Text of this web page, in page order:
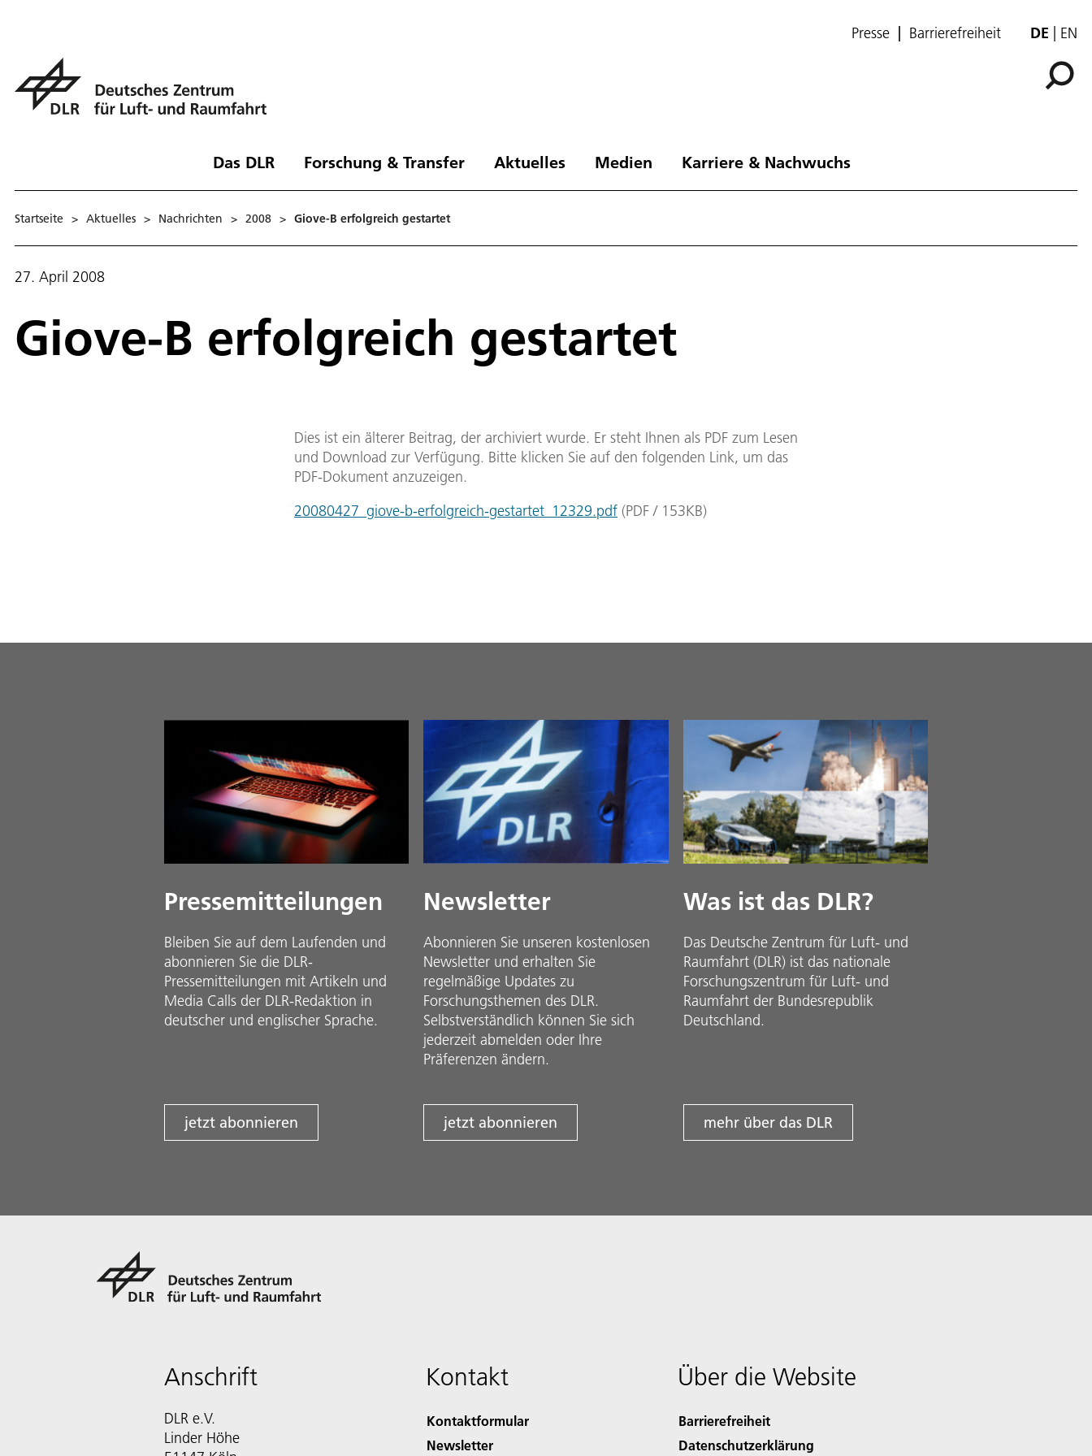
Presse Barrierefreiheit DE EN
Das DLR Forschung & Transfer Aktuelles Medien Karriere & Nachwuchs
Startseite > Aktuelles > Nachrichten > 2008 > Giove-B erfolgreich gestartet
27. April 2008
Giove-B erfolgreich gestartet
Dies ist ein älterer Beitrag, der archiviert wurde. Er steht Ihnen als PDF zum Lesen
und Download zur Verfügung. Bitte klicken Sie auf den folgenden Link, um das
PDF-Dokument anzuzeigen.
20080427_giove-b-erfolgreich-gestartet_12329.pdf (PDF / 153KB)
Pressemitteilungen
Bleiben Sie auf dem Laufenden und
abonnieren Sie die DLR-
Pressemitteilungen mit Artikeln und
Media Calls der DLR-Redaktion in
deutscher und englischer Sprache.
jetzt abonnieren
Newsletter
Abonnieren Sie unseren kostenlosen
Newsletter und erhalten Sie
regelmäßige Updates zu
Forschungsthemen des DLR.
Selbstverständlich können Sie sich
jederzeit abmelden oder Ihre
Präferenzen ändern.
jetzt abonnieren
Was ist das DLR?
Das Deutsche Zentrum für Luft- und
Raumfahrt (DLR) ist das nationale
Forschungszentrum für Luft- und
Raumfahrt der Bundesrepublik
Deutschland.
mehr über das DLR
Anschrift
DLR e.V.
Linder Höhe
Kontakt
Kontaktformular
Newsletter
Über die Website
Barrierefreiheit
Datenschutzerklärung